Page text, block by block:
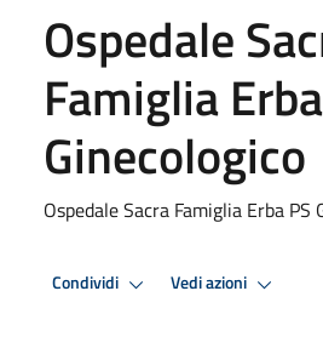
Ospedale
Famiglia
Ginecologico
Ospedale Sacra Famiglia Erba PS
Condividi Vedi azioni